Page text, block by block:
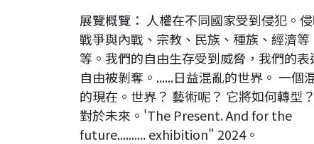
展覽概覽： 人權在不同國家受到侵犯。
戰爭與內戰、宗教、民族、種族、經濟等
等。我們的自由生存受到威脅，我們的表
自由被剝奪。......日益混亂的世界。 一個
的現在。世界？ 藝術呢？ 它將如何轉型
對於未來。'The Present. And for the
future.......... exhibition" 2024。